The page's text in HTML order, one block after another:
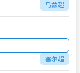
乌兹超
塞尔超